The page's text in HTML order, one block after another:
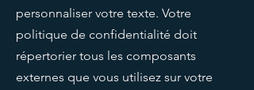
personnaliser votre texte. Votre
politique de confidentialité doit
répertorier tous les composants
externes que vous utilisez sur votre